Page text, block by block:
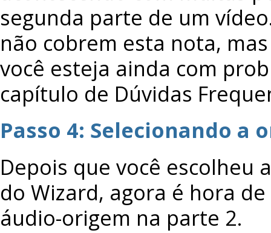
segunda parte de um
não cobrem esta nota,
você esteja ainda com
capítulo de Dúvidas
Passo 4: Selecionando a
Depois que você escolheu
do Wizard, agora é hora
áudio-origem na parte 2.